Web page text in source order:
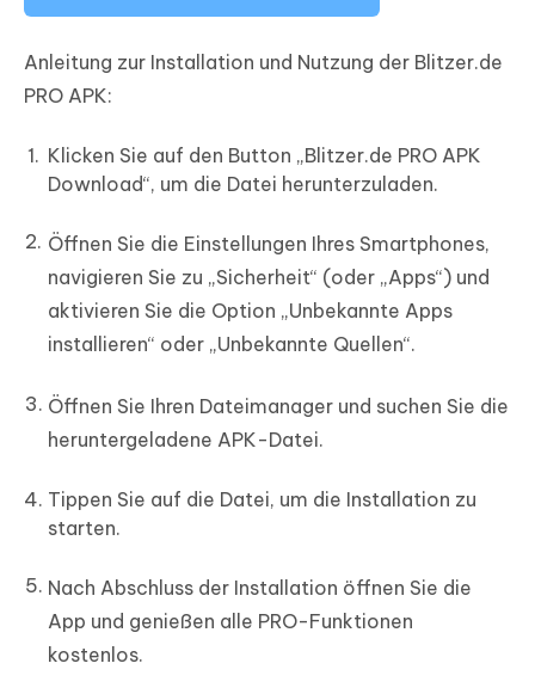
Anleitung zur Installation und Nutzung der Blitzer.de
PRO APK:
Klicken Sie auf den Button „Blitzer.de PRO APK
Download“, um die Datei herunterzuladen.
Öffnen Sie die Einstellungen Ihres Smartphones,
navigieren Sie zu „Sicherheit“ (oder „Apps“) und
aktivieren Sie die Option „Unbekannte Apps
installieren“ oder „Unbekannte Quellen“.
Öffnen Sie Ihren Dateimanager und suchen Sie die
heruntergeladene APK-Datei.
Tippen Sie auf die Datei, um die Installation zu
starten.
Nach Abschluss der Installation öffnen Sie die
App und genießen alle PRO-Funktionen
kostenlos.